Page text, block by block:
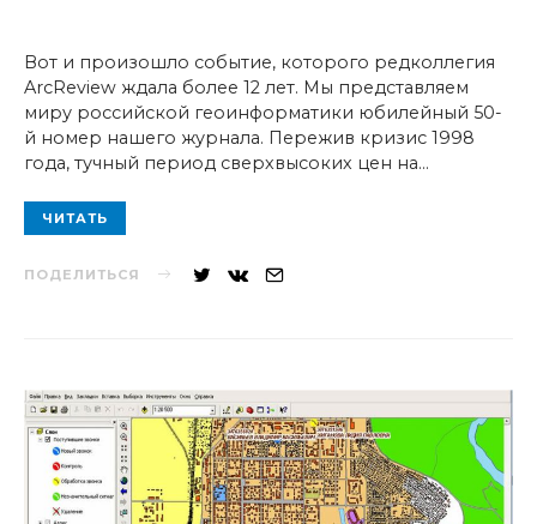
Вот и произошло событие, которого редколлегия
ArcReview ждала более 12 лет. Мы представляем
миру российской геоинформатики юбилейный 50-
й номер нашего журнала. Пережив кризис 1998
года, тучный период сверхвысоких цен на…
ЧИТАТЬ
ПОДЕЛИТЬСЯ